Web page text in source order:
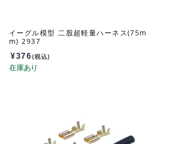
イーグル模型 二股超軽量ハーネス(75m
m) 2937
¥376(税込)